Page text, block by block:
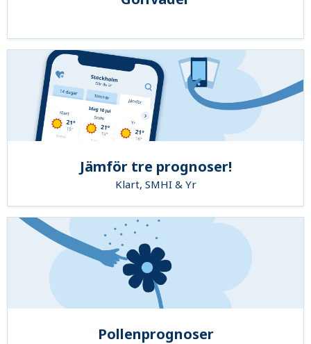
Jämför tre prognoser!
Klart, SMHI & Yr
Pollenprognoser